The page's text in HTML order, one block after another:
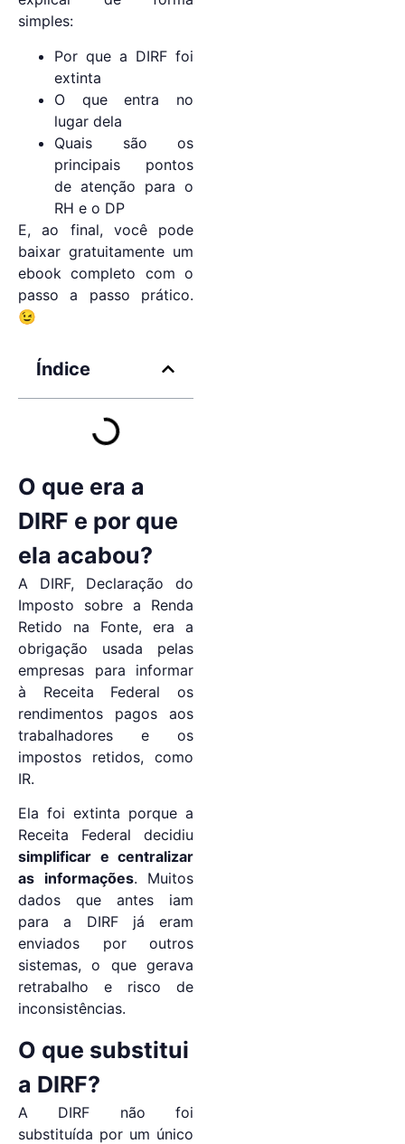
simples:
Por que a DIRF foi
extinta
O que entra no
lugar dela
Quais são os
principais pontos
de atenção para o
RH e o DP
E, ao final, você pode
baixar gratuitamente um
ebook completo com o
passo a passo prático.
😉
Índice
O que era a
DIRF e por que
ela acabou?
A DIRF, Declaração do
Imposto sobre a Renda
Retido na Fonte, era a
obrigação usada pelas
empresas para informar
à Receita Federal os
rendimentos pagos aos
trabalhadores e os
impostos retidos, como
IR.
Ela foi extinta porque a
Receita Federal decidiu
simplificar e centralizar
as informações. Muitos
dados que antes iam
para a DIRF já eram
enviados por outros
sistemas, o que gerava
retrabalho e risco de
inconsistências.
O que substitui
a DIRF?
A DIRF não foi
substituída por um único